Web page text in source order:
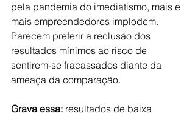
pela pandemia do imediatismo, mais e
mais empreendedores implodem.
Parecem preferir a reclusão dos
resultados mínimos ao risco de
sentirem-se fracassados diante da
ameaça da comparação.
Grava essa: resultados de baixa